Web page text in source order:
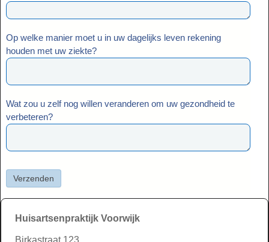
Op welke manier moet u in uw dagelijks leven rekening
houden met uw ziekte?
Wat zou u zelf nog willen veranderen om uw gezondheid te
verbeteren?
Huisartsenpraktijk Voorwijk
Birkastraat 123